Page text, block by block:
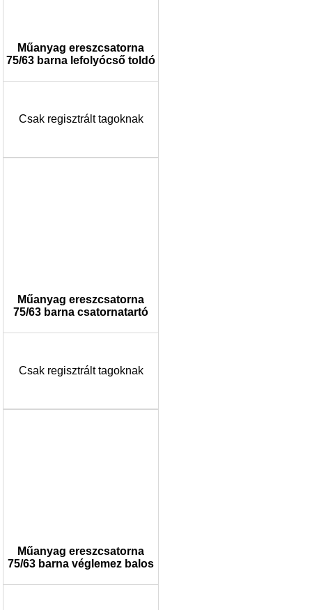
Műanyag ereszcsatorna
75/63 barna lefolyócső toldó
Csak regisztrált tagoknak
Műanyag ereszcsatorna
75/63 barna csatornatartó
Csak regisztrált tagoknak
Műanyag ereszcsatorna
75/63 barna véglemez balos